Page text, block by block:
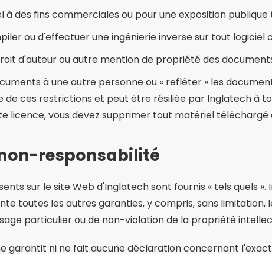
à des fins commerciales ou pour une exposition
ou d'effectuer une ingénierie inverse sur tout logiciel
d'auteur ou autre mention de propriété des
à une autre personne ou « refléter » les
de ces restrictions et peut être résiliée par Inglatech à
licence, vous devez supprimer tout matériel
responsabilité
sur le site Web d'Inglatech sont fournis « tels quels
toutes les autres garanties, y compris, sans
particulier ou de non-violation de la propriété
garantit ni ne fait aucune déclaration concernant